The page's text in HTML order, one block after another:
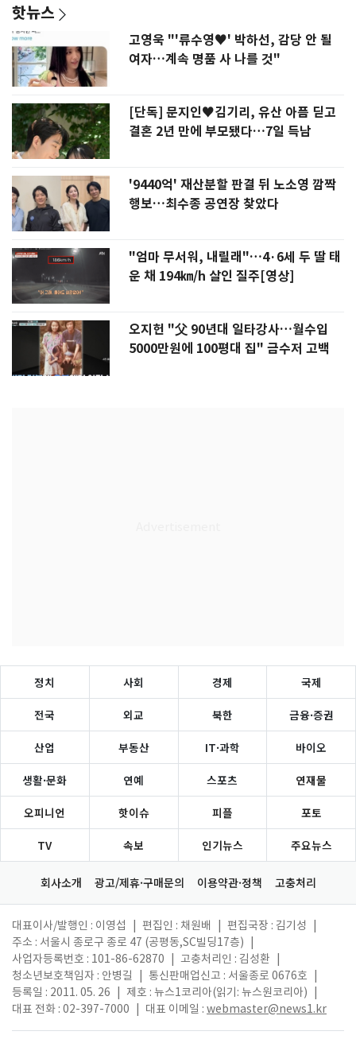
핫뉴스
고영욱 "'류수영♥' 박하선, 감당 안 될
여자…계속 명품 사 나를 것"
[단독] 문지인♥김기리, 유산 아픔 딛고
결혼 2년 만에 부모됐다…7일 득남
'9440억' 재산분할 판결 뒤 노소영 깜짝
행보…최수종 공연장 찾았다
"엄마 무서워, 내릴래"…4·6세 두 딸 태
운 채 194㎞/h 살인 질주[영상]
오지헌 "父 90년대 일타강사…월수입
5000만원에 100평대 집" 금수저 고백
정치 사회 경제 국제
전국 외교 북한 금융·증권
산업 부동산 IT·과학 바이오
생활·문화 연예 스포츠 연재물
오피니언 핫이슈 피플 포토
TV 속보 인기뉴스 주요뉴스
회사소개 광고/제휴·구매문의 이용약관·정책 고충처리
대표이사/발행인 : 이영섭 편집인 : 채원배 편집국장 : 김기성
주소 : 서울시 종로구 종로 47 (공평동,SC빌딩17층)
사업자등록번호 : 101-86-62870
고충처리인 : 김성환
청소년보호책임자 : 안병길
통신판매업신고 : 서울종로 0676호
등록일 : 2011. 05. 26
제호 : 뉴스1코리아(읽기: 뉴스원코리아)
대표 전화 : 02-397-7000
대표 이메일 : webmaster@news1.kr